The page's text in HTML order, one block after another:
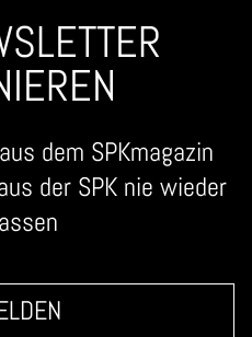
dem SPKmagazin
der SPK nie wieder